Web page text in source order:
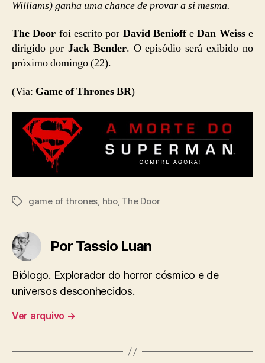
Williams) ganha uma chance de provar a si mesma.
The Door foi escrito por David BenioffeDan Weisse
dirigido por Jack Bender. O episódio será exibido no
próximo domingo (22).
(Via: Game of Thrones BR)
Tagsgame of thrones, hbo, The Door
Por Tassio Luan
Biólogo. Explorador do horror cósmico e de
universos desconhecidos.
Ver arquivo →